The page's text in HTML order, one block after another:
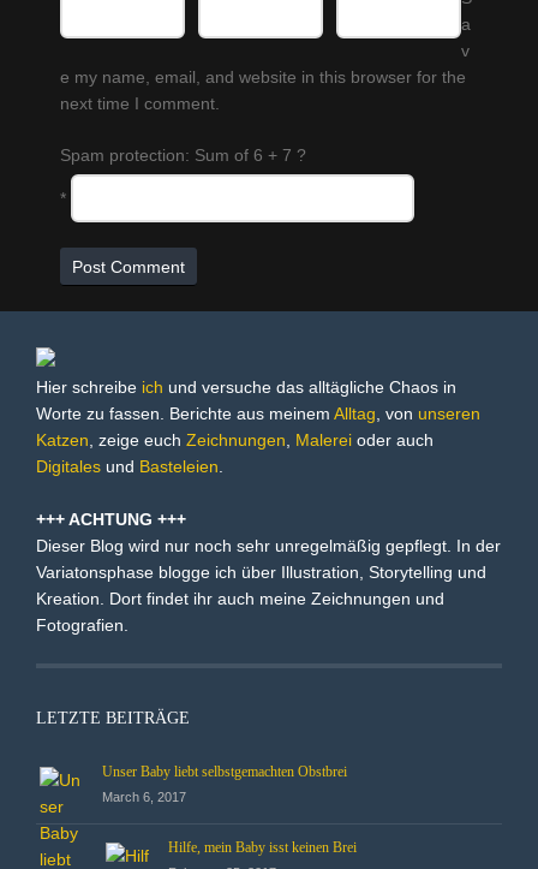
a
v
e my name, email, and website in this browser for the
next time I comment.
Spam protection: Sum of 6 + 7 ?
*
Hier schreibe ich und versuche das alltägliche Chaos in
Worte zu fassen. Berichte aus meinem Alltag , von unseren
Katzen , zeige euch Zeichnungen Malerei oder auch
Digitales und Basteleien
+++ ACHTUNG +++
Dieser Blog wird nur noch sehr unregelmäßig gepflegt. In der
Variatonsphase blogge ich über Illustration, Storytelling und
Kreation. Dort findet ihr auch meine Zeichnungen und
Fotografien.
LETZTE BEITRÄGE
Unser Baby liebt selbstgemachten Obstbrei
March 6, 2017
Hilfe, mein Baby isst keinen Brei